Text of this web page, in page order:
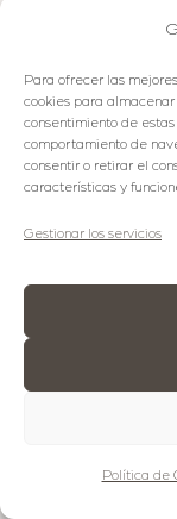
Para ofrecer las
cookies para
consentimiento de
comportamiento de
consentir o retirar el
características y
Gestionar los servicios
Política de